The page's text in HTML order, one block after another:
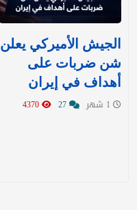
‏الجيش الأميركي يعلن
شن ضربات على
أهداف في إيران